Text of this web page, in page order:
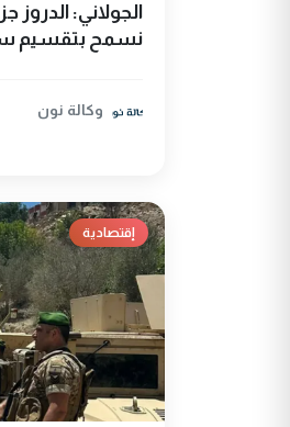
الجولاني:
نسمح بتقسيم
وكالة نون
إقتصادية